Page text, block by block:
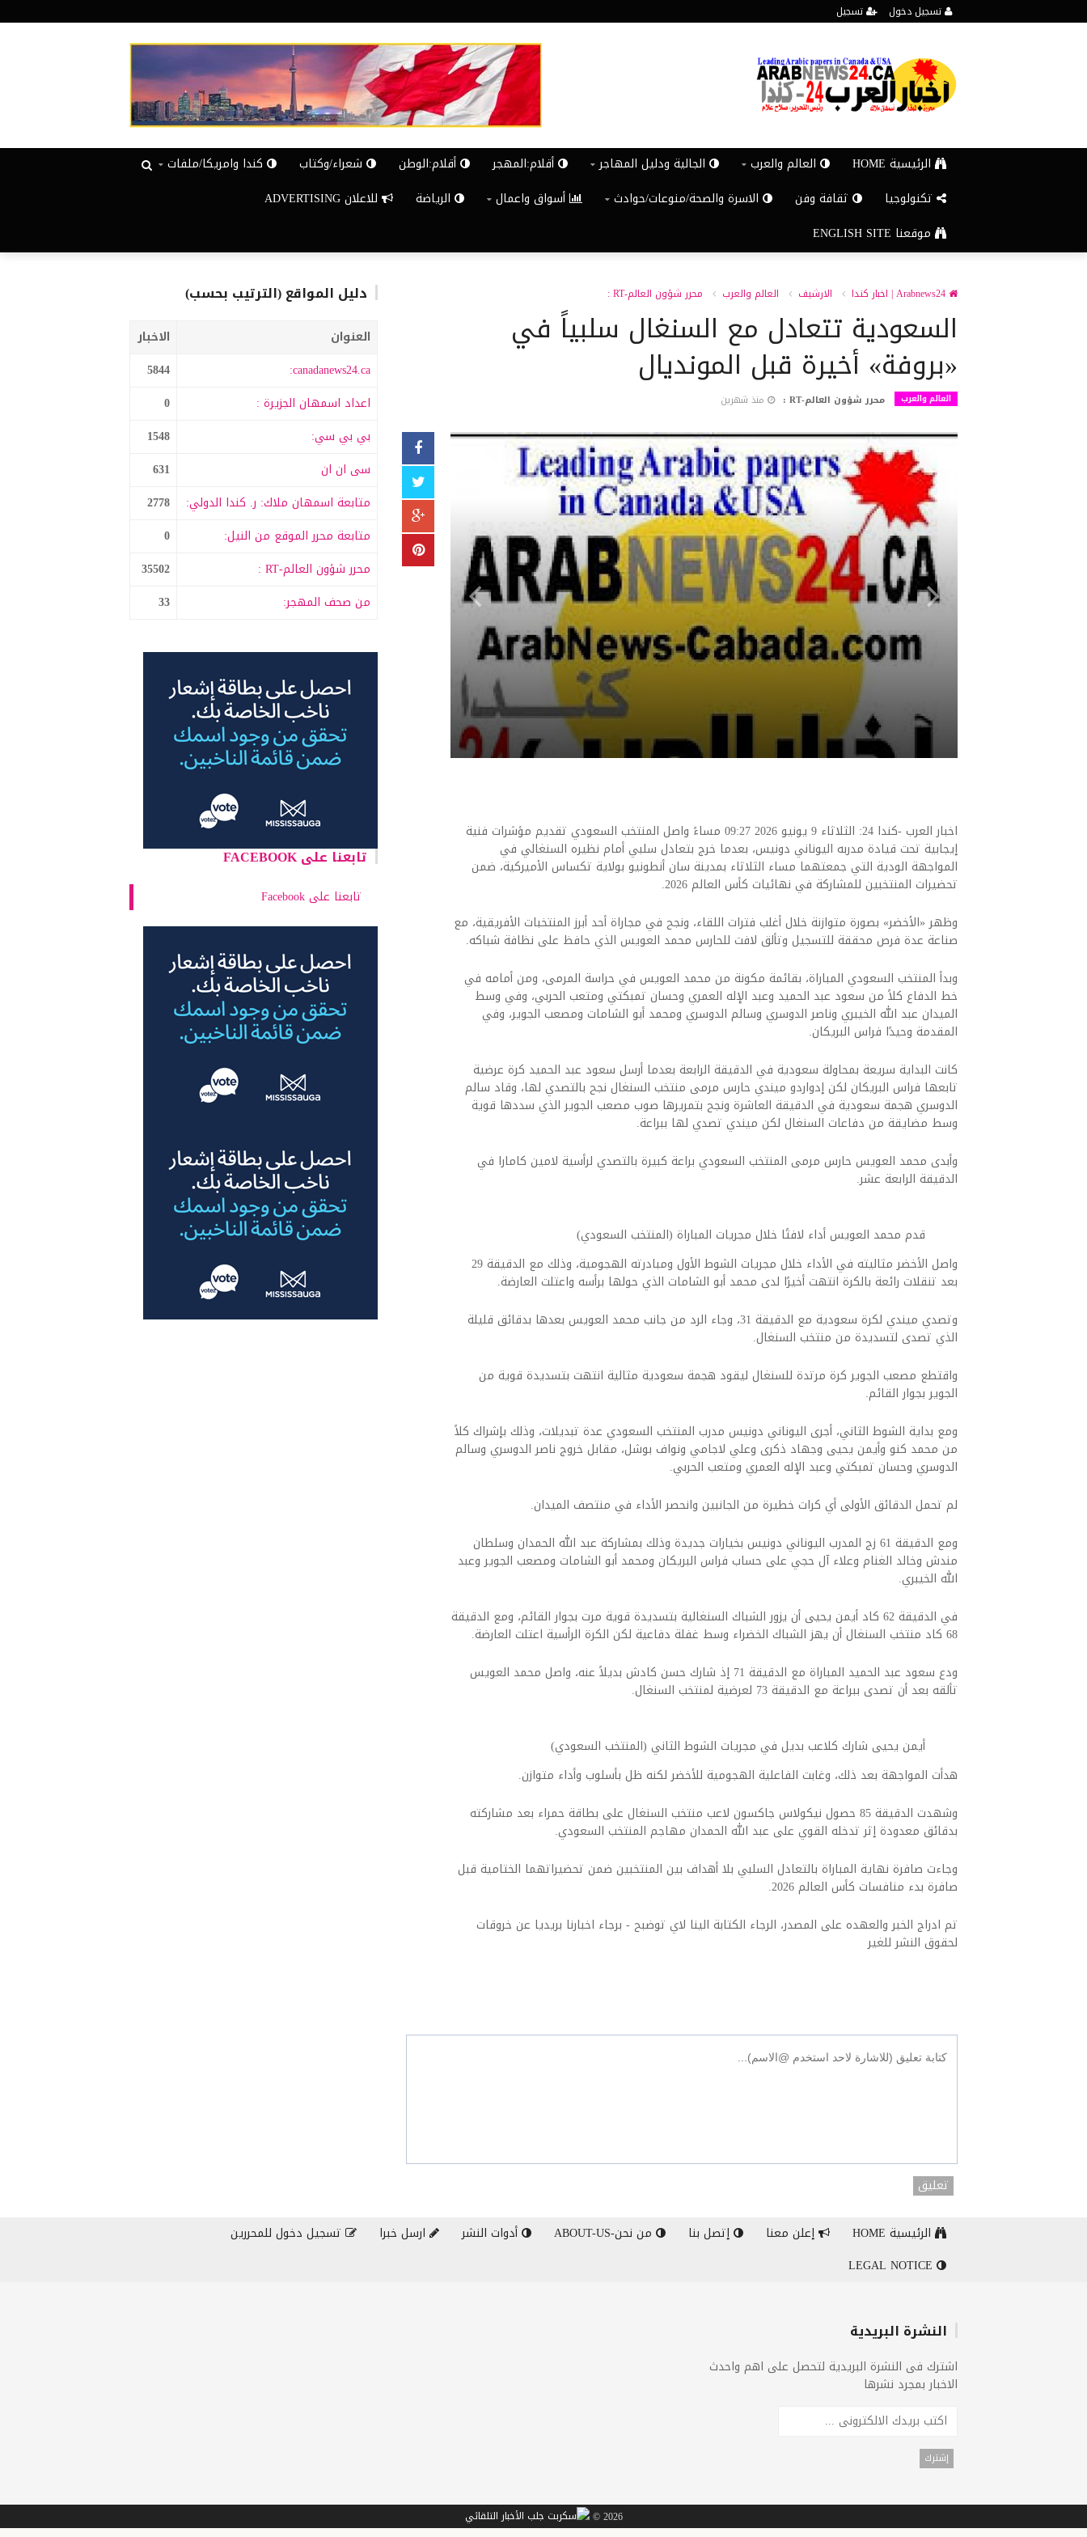
تسجيل دخول تسجيل
الرئيسية HOME العالم والعرب الجالية ودليل المهاجر أقلام:المهجر أقلام:الوطن شعراء/وكتاب
كندا وامريكا/ملفات
تكنولوجيا
ثقافة وفن الاسرة والصحة/منوعات/حوادث أسواق واعمال الرياضة
للاعلان ADVERTISING
موقعنا ENGLISH SITE
دليل المواقع (الترتيب بحسب)
العنوان
الاخبار
canadanews24.ca:
5844
اعداد اسمهان الجزيرة :
0
بي بي سي:
1548
سى ان ان
631
متابعة اسمهان ملاك: ر. كندا الدولي:
2778
متابعة محرر الموقع من النيل:
0
محرر شؤون العالم-RT :
35502
من صحف المهجر:
33
تابعنا على FACEBOOK
تابعنا على Facebook
الارشيف العالم والعرب محرر شؤون العالم-RT :
السعودية تتعادل مع السنغال سلبياً في
«بروفة» أخيرة قبل المونديال
العالم والعرب محرر شؤون العالم-RT : منذ شهرين
اخبار العرب -كندا 24: الثلاثاء 9 يونيو 2026 09:27 مساءً واصل المنتخب السعودي تقديم مؤشرات فنية
إيجابية تحت قيادة مدربه اليوناني دونيس، بعدما خرج بتعادل سلبي أمام نظيره السنغالي في
المواجهة الودية التي جمعتهما مساء الثلاثاء بمدينة سان أنطونيو بولاية تكساس الأميركية، ضمن
تحضيرات المنتخبين للمشاركة في نهائيات كأس العالم 2026.
وظهر «الأخضر» بصورة متوازنة خلال أغلب فترات اللقاء، ونجح في مجاراة أحد أبرز المنتخبات الأفريقية، مع
صناعة عدة فرص محققة للتسجيل وتألق لافت للحارس محمد العويس الذي حافظ على نظافة شباكه.
وبدأ المنتخب السعودي المباراة، بقائمة مكونة من محمد العويس في حراسة المرمى، ومن أمامه في
خط الدفاع كلاً من سعود عبد الحميد وعبد الإله العمري وحسان تمبكتي ومتعب الحربي، وفي وسط
الميدان عبد الله الخيبري وناصر الدوسري وسالم الدوسري ومحمد أبو الشامات ومصعب الجوير، وفي
المقدمة وحيدًا فراس البريكان.
كانت البداية سريعة بمحاولة سعودية في الدقيقة الرابعة بعدما أرسل سعود عبد الحميد كرة عرضية
تابعها فراس البريكان لكن إدواردو ميندي حارس مرمى منتخب السنغال نجح بالتصدي لها، وقاد سالم
الدوسري هجمة سعودية في الدقيقة العاشرة ونجح بتمريرها صوب مصعب الجوير الذي سددها قوية
وسط مضايقة من دفاعات السنغال لكن ميندي تصدي لها ببراعة.
وأبدى محمد العويس حارس مرمى المنتخب السعودي براعة كبيرة بالتصدي لرأسية لامين كامارا في
الدقيقة الرابعة عشر.
قدم محمد العويس أداء لافتًا خلال مجريات المباراة (المنتخب السعودي)
واصل الأخضر مثاليته في الأداء خلال مجريات الشوط الأول ومبادرته الهجومية، وذلك مع الدقيقة 29
بعد تنقلات رائعة بالكرة انتهت أخيرًا لدى محمد أبو الشامات الذي حولها برأسه واعتلت العارضة.
وتصدي ميندي لكرة سعودية مع الدقيقة 31، وجاء الرد من جانب محمد العويس بعدها بدقائق قليلة
الذي تصدى لتسديدة من منتخب السنغال.
واقتطع مصعب الجوير كرة مرتدة للسنغال ليقود هجمة سعودية مثالية انتهت بتسديدة قوية من
الجوير بجوار القائم.
ومع بداية الشوط الثاني، أجرى اليوناني دونيس مدرب المنتخب السعودي عدة تبديلات، وذلك بإشراك كلاً
من محمد كنو وأيمن يحيى وجهاد ذكرى وعلي لاجامي ونواف بوشل، مقابل خروج ناصر الدوسري وسالم
الدوسري وحسان تمبكتي وعبد الإله العمري ومتعب الحربي.
لم تحمل الدقائق الأولى أي كرات خطيرة من الجانبين وانحصر الأداء في منتصف الميدان.
ومع الدقيقة 61 زج المدرب اليوناني دونيس بخيارات جديدة وذلك بمشاركة عبد الله الحمدان وسلطان
مندش وخالد الغنام وعلاء آل حجي على حساب فراس البريكان ومحمد أبو الشامات ومصعب الجوير وعبد
الله الخيبري.
في الدقيقة 62 كاد أيمن يحيى أن يزور الشباك السنغالية بتسديدة قوية مرت بجوار القائم، ومع الدقيقة
68 كاد منتخب السنغال أن يهز الشباك الخضراء وسط غفلة دفاعية لكن الكرة الرأسية اعتلت العارضة.
ودع سعود عبد الحميد المباراة مع الدقيقة 71 إذ شارك حسن كادش بديلاً عنه، واصل محمد العويس
تألقه بعد أن تصدى ببراعة مع الدقيقة 73 لعرضية لمنتخب السنغال.
أيمن يحيى شارك كلاعب بديل في مجريات الشوط الثاني (المنتخب السعودي)
هدأت المواجهة بعد ذلك، وغابت الفاعلية الهجومية للأخضر لكنه ظل بأسلوب وأداء متوازن.
وشهدت الدقيقة 85 حصول نيكولاس جاكسون لاعب منتخب السنغال على بطاقة حمراء بعد مشاركته
بدقائق معدودة إثر تدخله القوي على عبد الله الحمدان مهاجم المنتخب السعودي.
وجاءت صافرة نهاية المباراة بالتعادل السلبي بلا أهداف بين المنتخبين ضمن تحضيراتهما الختامية قبل
صافرة بدء منافسات كأس العالم 2026.
تم ادراج الخبر والعهده على المصدر، الرجاء الكتابة الينا لاي توضبح - برجاء اخبارنا بريديا عن خروقات
لحقوق النشر للغير
تعليق
الرئيسية HOME إعلن معنا إتصل بنا من نحن-ABOUT-US أدوات النشر ارسل خبرا
تسجيل دخول للمحررين
النشرة البريدية
اشترك فى النشرة البريدية لتحصل على اهم واحدث
الاخبار بمجرد نشرها
2026 ©